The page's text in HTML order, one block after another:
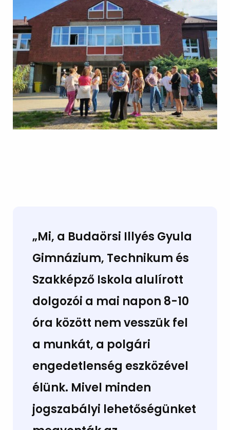
„Mi, a Budaörsi Illyés Gyula
Gimnázium, Technikum és
Szakképző Iskola alulírott
dolgozói a mai napon 8-10
óra között nem vesszük fel
a munkát, a polgári
engedetlenség eszközével
élünk. Mivel minden
jogszabályi lehetőségünket